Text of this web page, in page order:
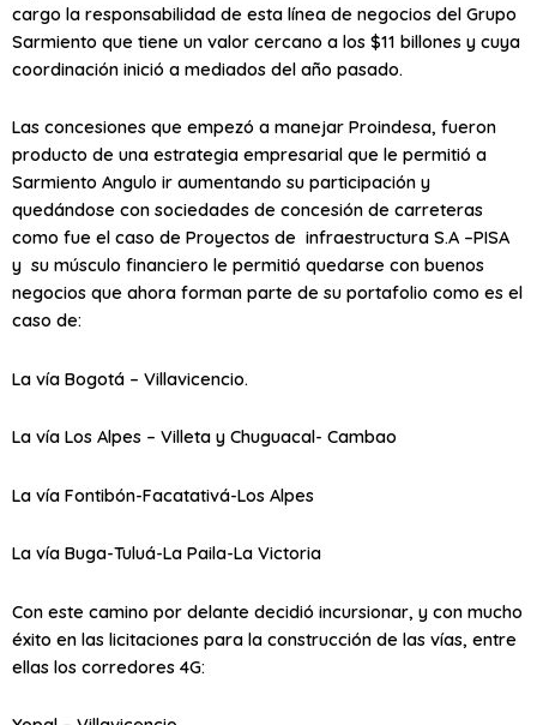
cargo la responsabilidad de esta línea de negocios del Grupo
Sarmiento que tiene un valor cercano a los $11 billones y cuya
coordinación inició a mediados del año pasado.
Las concesiones que empezó a manejar Proindesa, fueron
producto de una estrategia empresarial que le permitió a
Sarmiento Angulo ir aumentando su participación y
quedándose con sociedades de concesión de carreteras
como fue el caso de Proyectos de infraestructura S.A –PISA
y su músculo financiero le permitió quedarse con buenos
negocios que ahora forman parte de su portafolio como es el
caso de:
La vía Bogotá – Villavicencio.
La vía Los Alpes – Villeta y Chuguacal- Cambao
La vía Fontibón-Facatativá-Los Alpes
La vía Buga-Tuluá-La Paila-La Victoria
Con este camino por delante decidió incursionar, y con mucho
éxito en las licitaciones para la construcción de las vías, entre
ellas los corredores 4G: